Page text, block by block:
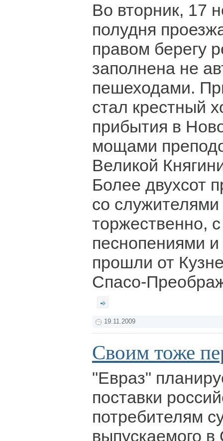
Во вторник, 17
полудня
правом берегу
заполнена не
пешеходами.
стал крестный
прибытия в
мощами
Великой
Более двухсот
со служителями
торжественно,
песнопениями
прошли от
Спасо-
19.11.2009
Своим тоже
"Евраз"
поставки
потребителям
выпускаемого